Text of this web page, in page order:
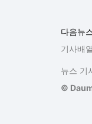
다음뉴
기사배
뉴스 기
©